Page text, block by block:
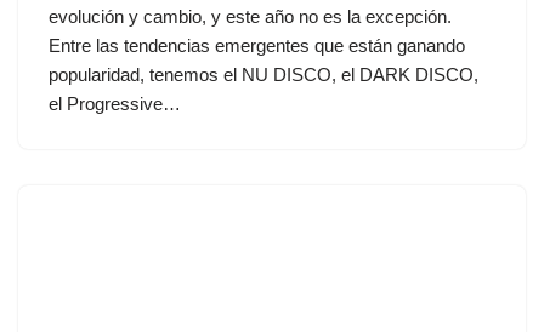
evolución y cambio, y este año no es la excepción.
Entre las tendencias emergentes que están ganando
popularidad, tenemos el NU DISCO, el DARK DISCO,
el Progressive…